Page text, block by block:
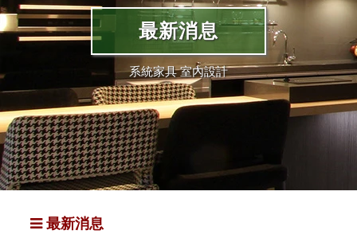
最新消息
系統家具 室內設計
最新消息